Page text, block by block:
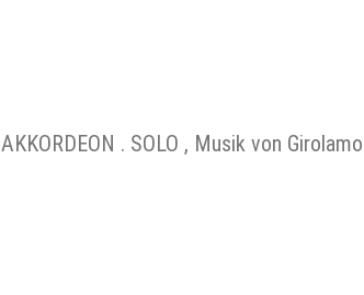
AKKORDEON . SOLO , Musik von